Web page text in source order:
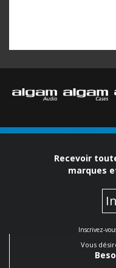
Recevoir
marques
Inscrivez-
Vous